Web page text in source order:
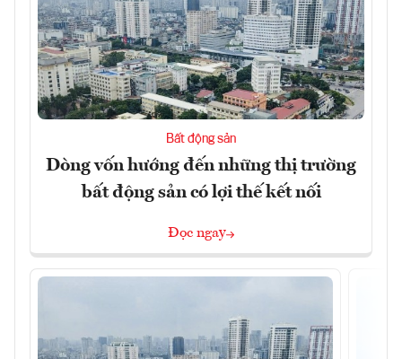
Bất động sản
Dòng vốn hướng đến những thị trường
bất động sản có lợi thế kết nối
Đọc ngay